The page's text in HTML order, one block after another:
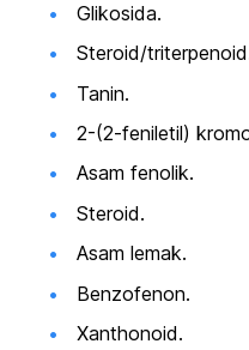
Glikosida.
Steroid/
Tanin.
2-(2-feniletil)
Asam fenolik.
Steroid.
Asam lemak.
Benzofenon.
Xanthonoid.